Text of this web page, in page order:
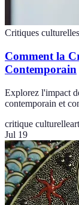
Critiques
Comment la
Contemporain
Explorez l'impact
contemporain et
critique culturelle
Jul 19